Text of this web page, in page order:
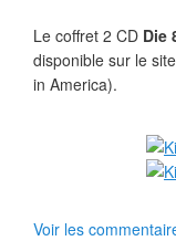
Le coffret 2 CD Die
disponible sur le site
in America).
Voir les